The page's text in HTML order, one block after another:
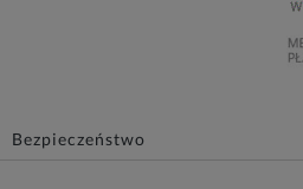
Bezpieczeństwo